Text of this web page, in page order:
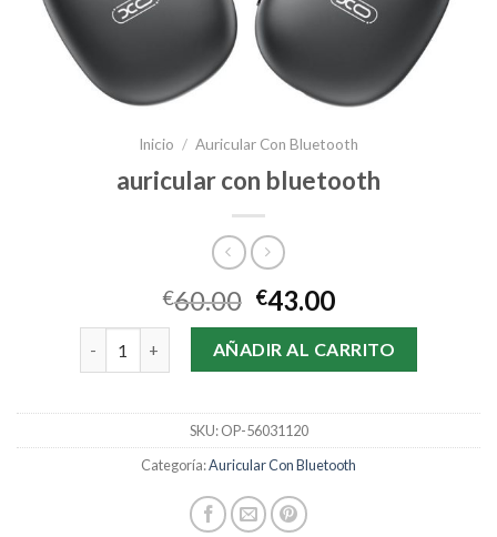
Inicio / Auricular Con Bluetooth
auricular con bluetooth
€60.00 €43.00
auricular con bluetooth cantidad
AÑADIR AL CARRITO
SKU:OP-56031120
Categoría:Auricular Con Bluetooth